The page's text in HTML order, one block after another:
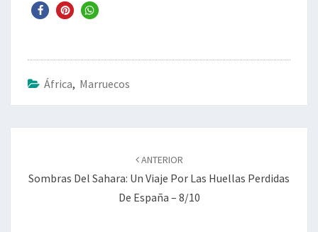
África, Marruecos
entradas
ANTERIOR
Sombras Del Sahara: Un Viaje Por Las Huellas Perdidas
De España – 8/10